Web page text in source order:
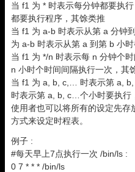
当 f1 为 * 时表示每分钟都要执
都要执行程序，其馀类推
当 f1 为 a-b 时表示从第 a 分钟
为 a-b 时表示从第 a 到第 b 小
当 f1 为 */n 时表示每 n 分钟个
n 小时个时间间隔执行一次，其
当 f1 为 a, b, c,… 时表示第 a,
时表示第 a, b, c…个小时要执行
使用者也可以将所有的设定先
方式来设定时程表。
例子 :
#每天早上7点执行一次 /bin/ls :
0 7 * * * /bin/ls